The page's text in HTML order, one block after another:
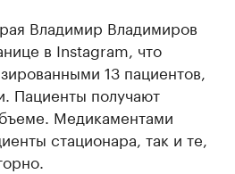
Владимир Владимиров
в Instagram, что
13 пациентов,
Пациенты получают
Медикаментами
стационара, так и те,